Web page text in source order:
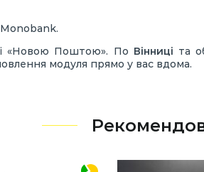
«Новою Поштою». По Вінниці та
модуля прямо у вас вдома.